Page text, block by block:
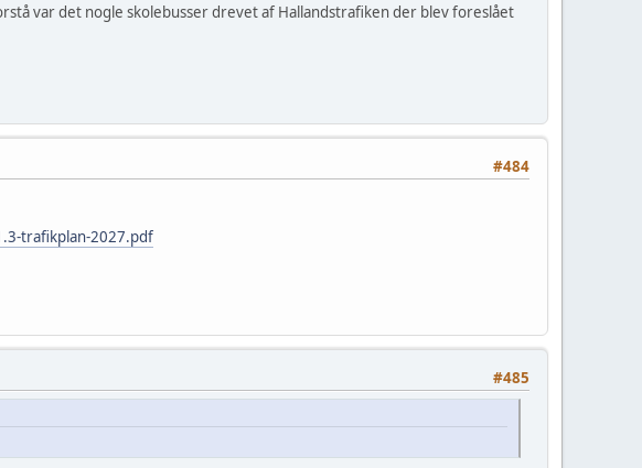
var det nogle skolebusser drevet af Hallandstrafiken der blev foreslået
#484
trafikplan-2027.pdf
#485